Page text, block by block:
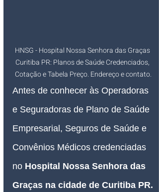
HNSG - Hospital Nossa Senhora das Graças
Curitiba PR: Planos de Saúde Credenciados,
Cotação e Tabela Preço. Endereço e contato.
Antes de conhecer às Operadoras
e Seguradoras de Plano de Saúde
Empresarial, Seguros de Saúde e
Convênios Médicos credenciadas
no Hospital Nossa Senhora das
Graças na cidade de Curitiba PR.